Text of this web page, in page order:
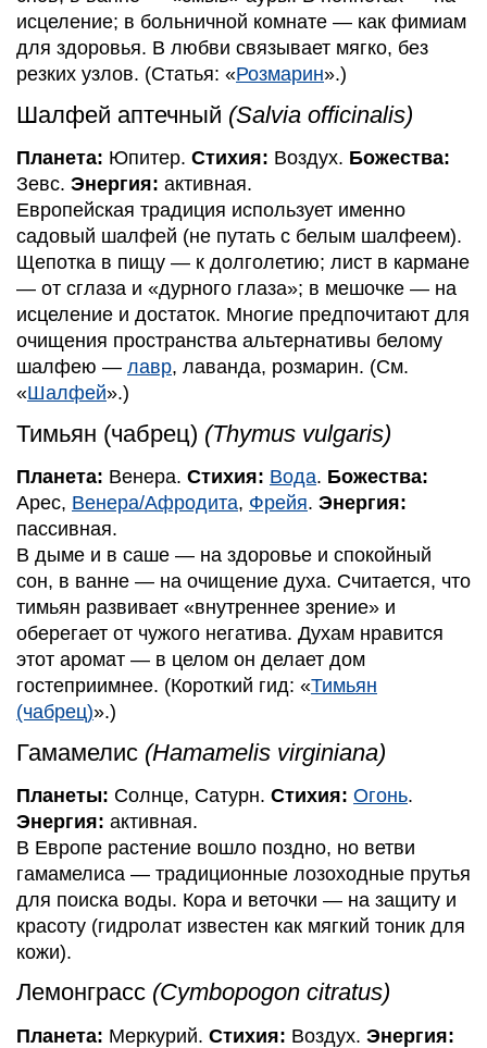
исцеление; в больничной комнате — как фимиам
для здоровья. В любви связывает мягко, без
резких узлов. (Статья: «Розмарин».)
Шалфей аптечный (Salvia officinalis)
Планета: Юпитер. Стихия: Воздух. Божества:
Зевс. Энергия: активная.
Европейская традиция использует именно
садовый шалфей (не путать с белым шалфеем).
Щепотка в пищу — к долголетию; лист в кармане
— от сглаза и «дурного глаза»; в мешочке — на
исцеление и достаток. Многие предпочитают для
очищения пространства альтернативы белому
шалфею — лавр, лаванда, розмарин. (См.
«Шалфей».)
Тимьян (чабрец) (Thymus vulgaris)
Планета: Венера. Стихия: Вода. Божества:
Арес, Венера/Афродита, Фрейя. Энергия:
пассивная.
В дыме и в саше — на здоровье и спокойный
сон, в ванне — на очищение духа. Считается, что
тимьян развивает «внутреннее зрение» и
оберегает от чужого негатива. Духам нравится
этот аромат — в целом он делает дом
гостеприимнее. (Короткий гид: «Тимьян
(чабрец)».)
Гамамелис (Hamamelis virginiana)
Планеты: Солнце, Сатурн. Стихия: Огонь.
Энергия: активная.
В Европе растение вошло поздно, но ветви
гамамелиса — традиционные лозоходные прутья
для поиска воды. Кора и веточки — на защиту и
красоту (гидролат известен как мягкий тоник для
кожи).
Лемонграсс (Cymbopogon citratus)
Планета: Меркурий. Стихия: Воздух. Энергия: